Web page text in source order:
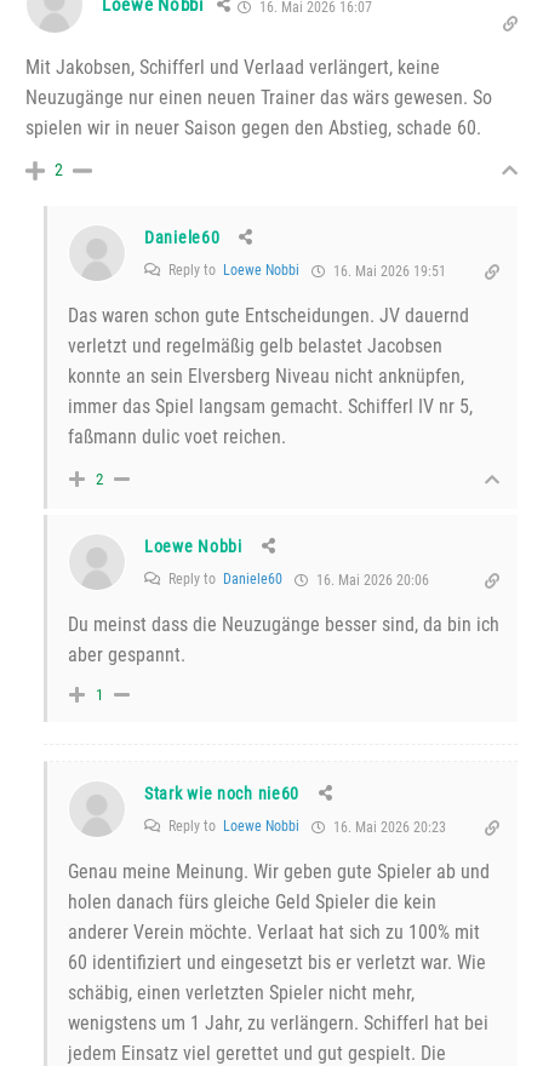
Loewe Nobbi 16. Mai 2026 16:07
Mit Jakobsen, Schifferl und Verlaad verlängert, keine
Neuzugänge nur einen neuen Trainer das wärs gewesen. So
spielen wir in neuer Saison gegen den Abstieg, schade 60.
2
Daniele60
Reply to Loewe Nobbi 16. Mai 2026 19:51
Das waren schon gute Entscheidungen. JV dauernd
verletzt und regelmäßig gelb belastet Jacobsen
konnte an sein Elversberg Niveau nicht anknüpfen,
immer das Spiel langsam gemacht. Schifferl IV nr 5,
faßmann dulic voet reichen.
2
Loewe Nobbi
Reply to Daniele60 16. Mai 2026 20:06
Du meinst dass die Neuzugänge besser sind, da bin ich
aber gespannt.
1
Stark wie noch nie60
Reply to Loewe Nobbi 16. Mai 2026 20:23
Genau meine Meinung. Wir geben gute Spieler ab und
holen danach fürs gleiche Geld Spieler die kein
anderer Verein möchte. Verlaat hat sich zu 100% mit
60 identifiziert und eingesetzt bis er verletzt war. Wie
schäbig, einen verletzten Spieler nicht mehr,
wenigstens um 1 Jahr, zu verlängern. Schifferl hat bei
jedem Einsatz viel gerettet und gut gespielt. Die